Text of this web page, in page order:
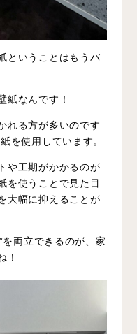
ということはもうバ
紙なんです！
れる方が多いのです
を使用しています。
や工期がかかるのが
を使うことで見た目
大幅に抑えることが
を両立できるのが、家
！